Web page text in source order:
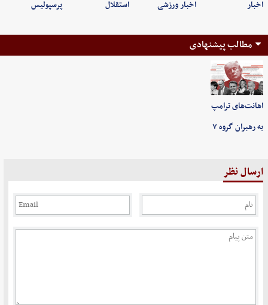
اخبار اخبار ورزشی استقلال پرسپولیس
مطالب پیشنهادی
اهانت‌های ترامپ
به رهبران گروه ۷
ارسال نظر